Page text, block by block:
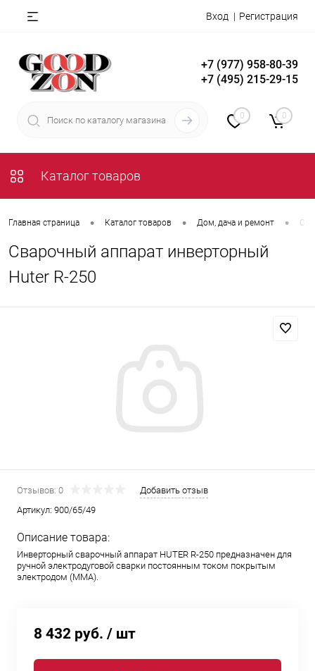
Вход Регистрация
+7 (977) 958-80-39
+7 (495) 215-29-15
0 0
Каталог товаров
Главная страница • Каталог товаров • Дом, дача и ремонт •
Сварочный аппарат инверторный
Huter R-250
Отзывов: 0
Добавить отзыв
Артикул: 900/65/49
Описание товара:
Инверторный сварочный аппарат HUTER R-250 предназначен для
ручной электродуговой сварки постоянным током покрытым
электродом (ММА).
8 432 руб. / шт